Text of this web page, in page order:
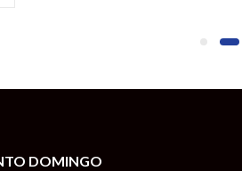
DOMINGO